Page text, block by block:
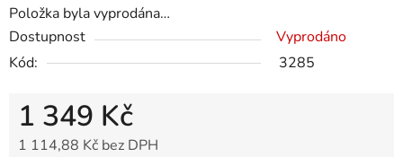
Položka byla vyprodána…
Dostupnost
Vyprodáno
Kód:
3285
1 349 Kč
1 114,88 Kč bez DPH